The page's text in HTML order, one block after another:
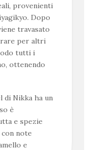
, provenienti
Dopo
travasato
per altri
tutti i
ottenendo
di Nikka ha un
è
e spezie
note
e